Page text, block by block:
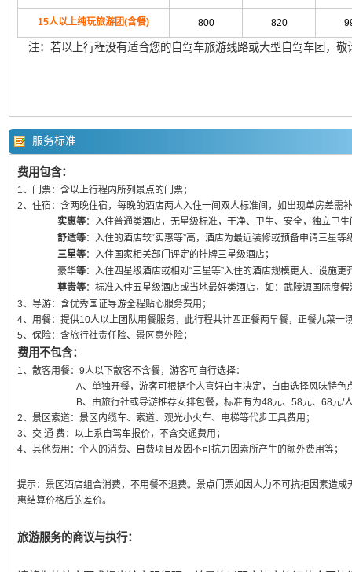
15人以上纯玩旅游团(含餐) 800 820
注：若以上行程没有适合您的自驾车旅游线路或大型自驾车团，
服务标准
费用包含：
1、门票：含以上行程内所列景点的门票；
2、住宿：含两晚住宿，每晚的酒店两人入住一间双人标准间，如出现单房差需
实惠等：入住普通类酒店，无星级标准，干净、卫生、安全，独立卫
舒适等：入住的酒店较“实惠等”高，酒店为最近装修或预备申请三星等
三星等：入住国家相关部门评定的挂牌三星级酒店；
豪华等：入住四星级酒店或相对“三星等”入住的酒店规模更大、设施
尊贵等：标准入住五星级酒店或当地最好类酒店，如：武陵源国际度
3、导游：含优秀国证导游全程贴心服务费用；
4、用餐：提供10人以上团队用餐服务，此行程共计四正餐两早餐，正餐九菜一
5、保险：含旅行社责任险、景区意外险；
费用不包含：
1、散客用餐：9人以下散客不含餐，游客可自行选择：
A、单独开餐，游客可根据个人喜好自主决定，自由选择风味特色
B、由旅行社或导游推荐安排包餐，标准有为48元、58元、68元/人.
2、景区索道：景区内缆车、索道、观光小火车、电梯等代步工具费用；
3、交 通 费：以上系自驾车报价，不含交通费用；
4、其他费用：个人的消费、自费项目及因不可抗力因素所产生的额外费用等；
提示： 景区酒店组合消费，不用餐不退费。景点门票如因人力不可抗拒因素造
惠结算价格后的差价。
旅游服务的商议与执行：